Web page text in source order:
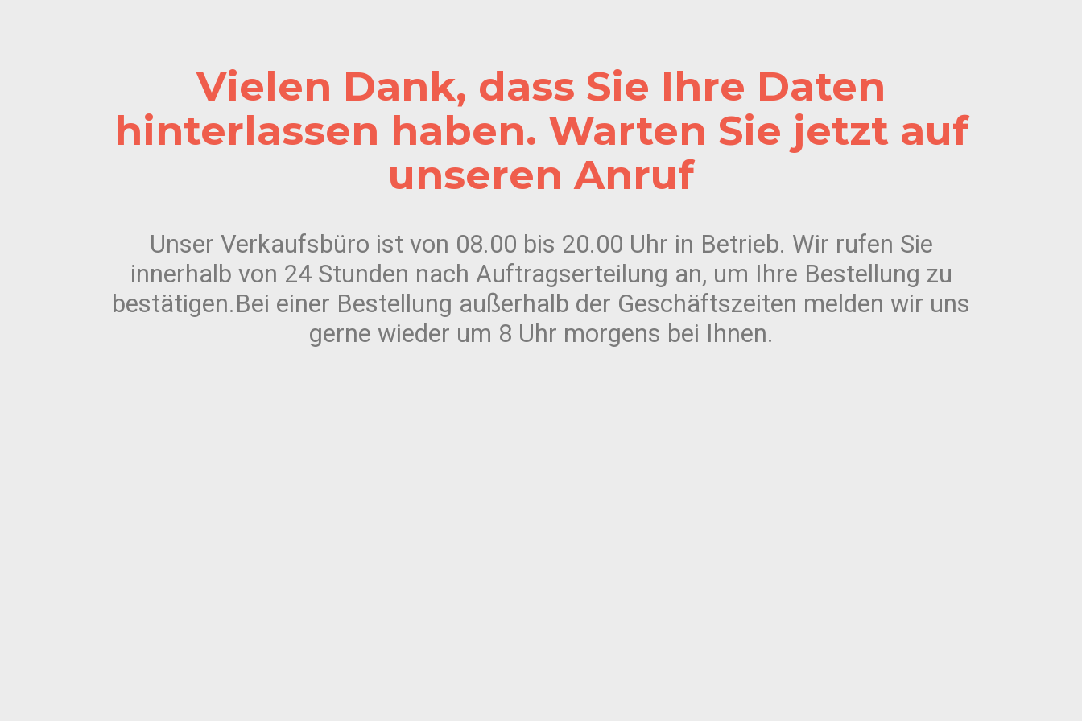
Vielen Dank, dass Sie Ihre Daten
hinterlassen haben. Warten Sie jetzt auf
unseren Anruf
Unser Verkaufsbüro ist von 08.00 bis 20.00 Uhr in Betrieb. Wir rufen Sie
innerhalb von 24 Stunden nach Auftragserteilung an, um Ihre Bestellung zu
bestätigen.Bei einer Bestellung außerhalb der Geschäftszeiten melden wir uns
gerne wieder um 8 Uhr morgens bei Ihnen.